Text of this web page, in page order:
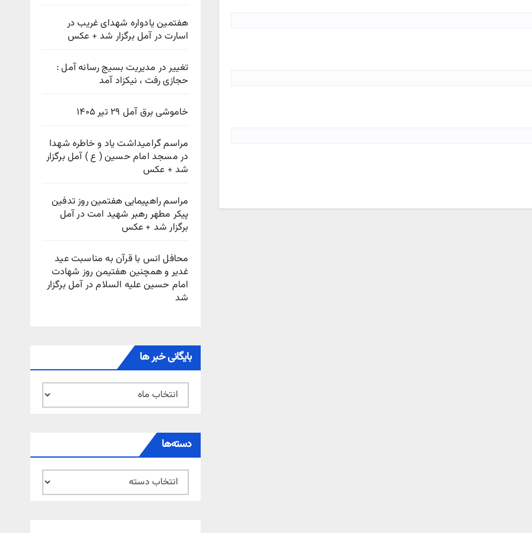
هفتمین یادواره شهدای غریب در
اسارت در آمل برگزار شد + عکس
تغییر در مدیریت بسیج رسانه آمل :
حجازی رفت ، نیکزاد آمد
خاموشی برق آمل ۲۹ تیر ۱۴۰۵
مراسم گرامیداشت یاد و خاطره شهدا
در مسجد امام حسین ( ع ) آمل برگزار
شد + عکس
مراسم راهپیمایی هفتمین روز تدفین
پیکر مطهر رهبر شهید امت در آمل
برگزار شد + عکس
محافل انس با قرآن به مناسبت عید
غدیر و همچنین هفتیمن روز شهادت
امام حسین علیه السلام در آمل برگزار
شد
بایگانی خبر ها
بایگانی
خبر
دسته‌ها
دسته‌ها